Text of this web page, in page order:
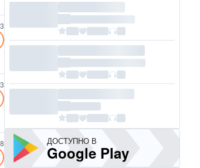
ДОСТУПНО В
Google Play